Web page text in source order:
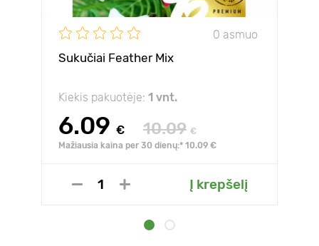
0 asmuo
Sukučiai Feather Mix
Kiekis pakuotėje: 1 vnt.
6.09 € 10.09 €
Mažiausia kaina per 30 dienų:* 10.09 €
Į krepšelį